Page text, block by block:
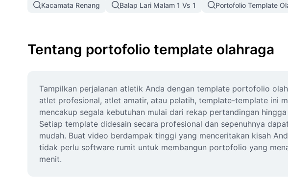
Kacamata Renang Balap Lari Malam 1 Vs 1 Portofolio Template
Tentang portofolio template olahraga
Tampilkan perjalanan atletik Anda dengan template portofolio
atlet profesional, atlet amatir, atau pelatih, template-template ini
mencakup segala kebutuhan mulai dari rekap pertandingan
Setiap template didesain secara profesional dan sepenuhnya
mudah. Buat video berdampak tinggi yang menceritakan kisah
tidak perlu software rumit untuk membangun portofolio yang
menit.